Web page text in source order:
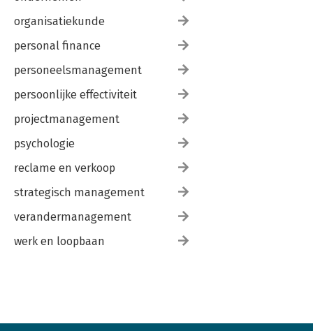
organisatiekunde
personal finance
personeelsmanagement
persoonlijke effectiviteit
projectmanagement
psychologie
reclame en verkoop
strategisch management
verandermanagement
werk en loopbaan